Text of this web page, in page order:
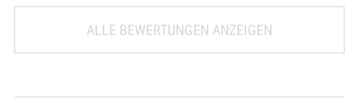
ALLE BEWERTUNGEN ANZEIGEN